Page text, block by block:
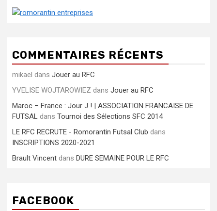
COMMENTAIRES RÉCENTS
mikael dans Jouer au RFC
YVELISE WOJTAROWIEZ dans Jouer au RFC
Maroc – France : Jour J ! | ASSOCIATION FRANCAISE DE
FUTSAL dans Tournoi des Sélections SFC 2014
LE RFC RECRUTE - Romorantin Futsal Club dans
INSCRIPTIONS 2020-2021
Brault Vincent dans DURE SEMAINE POUR LE RFC
FACEBOOK